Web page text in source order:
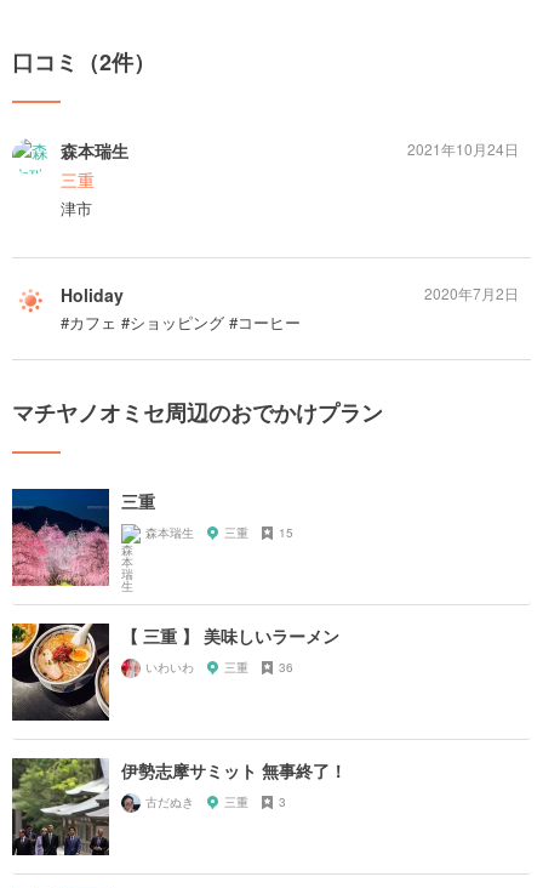
口コミ（2件）
森本瑞生
三重
津市
2021年10月24日
Holiday
#カフェ #ショッピング #コーヒー
2020年7月2日
マチヤノオミセ周辺のおでかけプラン
三重
森本瑞生 三重 15
【 三重 】 美味しいラーメン
いわいわ 三重 36
伊勢志摩サミット 無事終了！
古だぬき 三重 3